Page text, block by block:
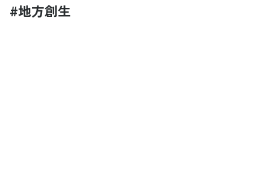
#地方創生